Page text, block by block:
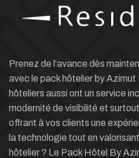
Prenez de l’avance dès
avec le pack hôtelier by
hôteliers aussi ont un service
modernité de visibilité et
offrant à vos clients une
la technologie tout en
hôtelier ? Le Pack Hôtel By